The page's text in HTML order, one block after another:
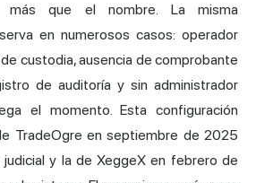
más que el nombre. La misma
en numerosos casos: operador
custodia, ausencia de comprobante
de auditoría y sin administrador
el momento. Esta configuración
TradeOgre en septiembre de 2025
y la de XeggeX en febrero de